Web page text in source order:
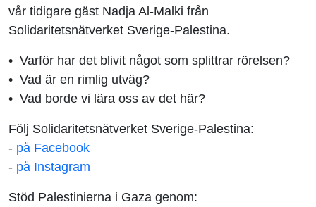
vår tidigare gäst Nadja Al-Malki från
Solidaritetsnätverket Sverige-Palestina.
•⁠ ⁠Varför har det blivit något som splittrar rörelsen?
•⁠ ⁠Vad är en rimlig utväg?
•⁠ ⁠Vad borde vi lära oss av det här?
Följ Solidaritetsnätverket Sverige-Palestina:
- på Facebook
- på Instagram
Stöd Palestinierna i Gaza genom: